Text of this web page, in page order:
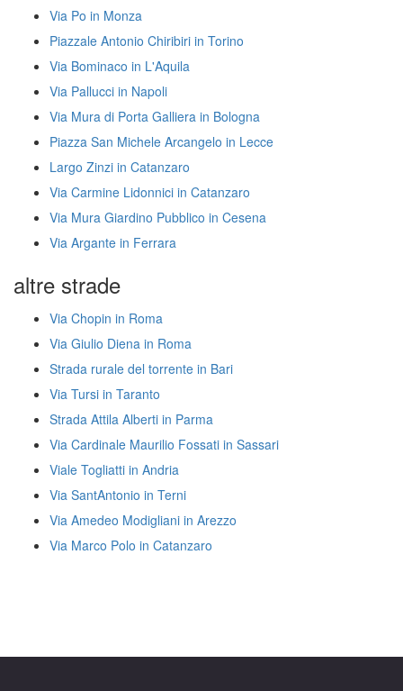
Via Po in Monza
Piazzale Antonio Chiribiri in Torino
Via Bominaco in L'Aquila
Via Pallucci in Napoli
Via Mura di Porta Galliera in Bologna
Piazza San Michele Arcangelo in Lecce
Largo Zinzi in Catanzaro
Via Carmine Lidonnici in Catanzaro
Via Mura Giardino Pubblico in Cesena
Via Argante in Ferrara
altre strade
Via Chopin in Roma
Via Giulio Diena in Roma
Strada rurale del torrente in Bari
Via Tursi in Taranto
Strada Attila Alberti in Parma
Via Cardinale Maurilio Fossati in Sassari
Viale Togliatti in Andria
Via SantAntonio in Terni
Via Amedeo Modigliani in Arezzo
Via Marco Polo in Catanzaro